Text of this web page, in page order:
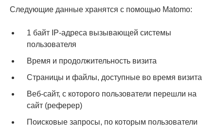
Следующие данные хранятся с помощью Matomo:
1 байт IP-адреса вызывающей системы
пользователя
Время и продолжительность визита
Страницы и файлы, доступные во время визита
Веб-сайт, с которого пользователи перешли на
сайт (реферер)
Поисковые запросы, по которым пользователи